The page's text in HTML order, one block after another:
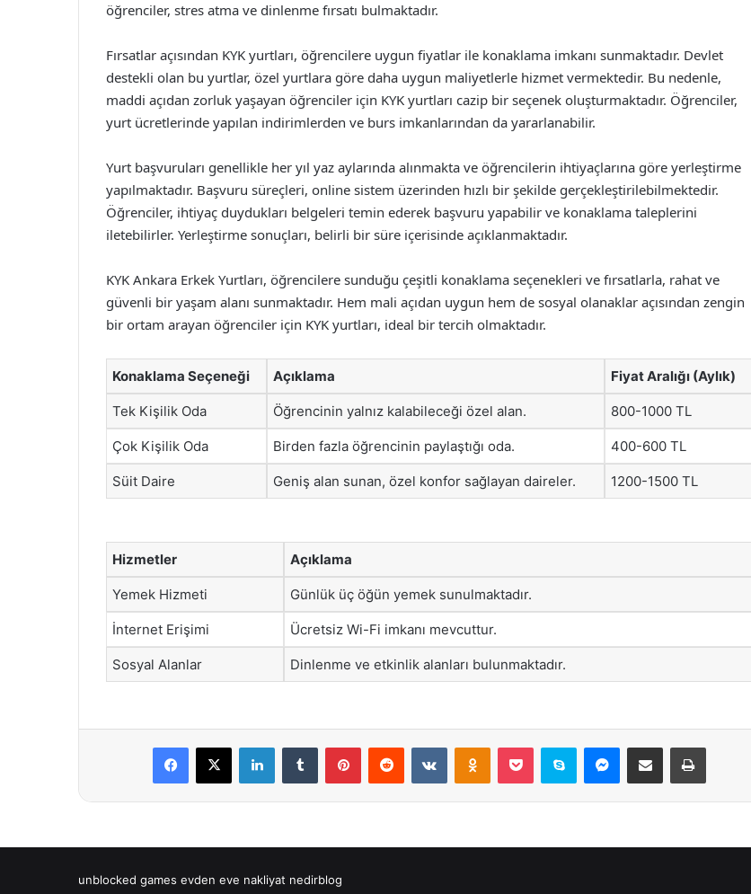
öğrenciler, stres atma ve dinlenme fırsatı bulmaktadır.
Fırsatlar açısından KYK yurtları, öğrencilere uygun fiyatlar ile konaklama imkanı sunmaktadır. Devlet
destekli olan bu yurtlar, özel yurtlara göre daha uygun maliyetlerle hizmet vermektedir. Bu nedenle,
maddi açıdan zorluk yaşayan öğrenciler için KYK yurtları cazip bir seçenek oluşturmaktadır. Öğrenciler,
yurt ücretlerinde yapılan indirimlerden ve burs imkanlarından da yararlanabilir.
Yurt başvuruları genellikle her yıl yaz aylarında alınmakta ve öğrencilerin ihtiyaçlarına göre yerleştirme
yapılmaktadır. Başvuru süreçleri, online sistem üzerinden hızlı bir şekilde gerçekleştirilebilmektedir.
Öğrenciler, ihtiyaç duydukları belgeleri temin ederek başvuru yapabilir ve konaklama taleplerini
iletebilirler. Yerleştirme sonuçları, belirli bir süre içerisinde açıklanmaktadır.
KYK Ankara Erkek Yurtları, öğrencilere sunduğu çeşitli konaklama seçenekleri ve fırsatlarla, rahat ve
güvenli bir yaşam alanı sunmaktadır. Hem mali açıdan uygun hem de sosyal olanaklar açısından zengin
bir ortam arayan öğrenciler için KYK yurtları, ideal bir tercih olmaktadır.
Konaklama Seçeneği Açıklama Fiyat Aralığı (Aylık)
Tek Kişilik Oda Öğrencinin yalnız kalabileceği özel alan. 800-1000 TL
Çok Kişilik Oda Birden fazla öğrencinin paylaştığı oda. 400-600 TL
Süit Daire Geniş alan sunan, özel konfor sağlayan daireler. 1200-1500 TL
Hizmetler Açıklama
Yemek Hizmeti Günlük üç öğün yemek sunulmaktadır.
İnternet Erişimi Ücretsiz Wi-Fi imkanı mevcuttur.
Sosyal Alanlar Dinlenme ve etkinlik alanları bulunmaktadır.
Facebook
X LinkedInTumblr PinterestReddit VKontakteOdnoklassniki
Pocket Skype Messenger
E-Posta ile paylaş Yazdır
unblocked games evden eve nakliyat nedirblog